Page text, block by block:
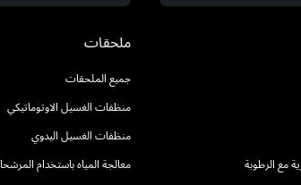
مع الرطوبة
ملحقات
جميع الملحقات
منظفات الغسيل الاوتوماتيكي
منظفات الغسيل اليدوي
معالجة المياه باستخدام